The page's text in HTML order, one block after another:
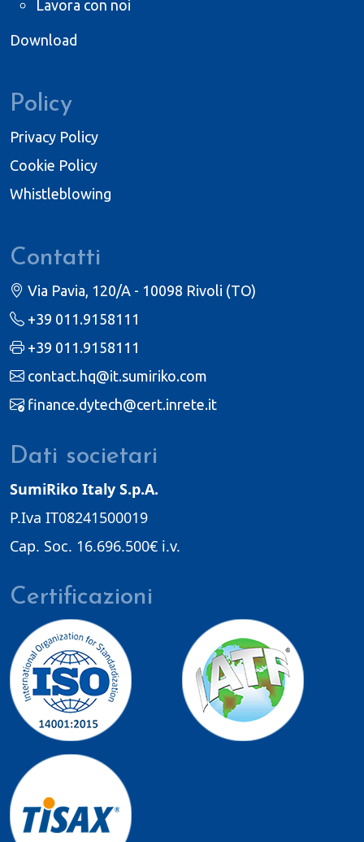
Lavora con noi
Download
Policy
Privacy Policy
Cookie Policy
Whistleblowing
Contatti
Via Pavia, 120/A - 10098 Rivoli (TO)
+39 011.9158111
+39 011.9158111
contact.hq@it.sumiriko.com
finance.dytech@cert.inrete.it
Dati societari
SumiRiko Italy S.p.A.
P.Iva IT08241500019
Cap. Soc. 16.696.500€ i.v.
Certificazioni